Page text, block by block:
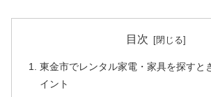
目次
東金市でレンタル家電・家具を探すと
イント